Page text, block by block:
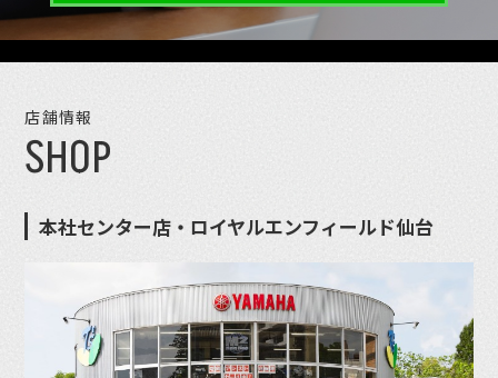
店舗情報
SHOP
本社センター店・ロイヤルエンフィールド仙台